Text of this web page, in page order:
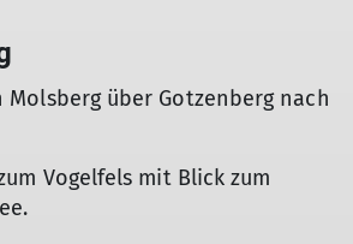
über Gotzenberg nach
Vogelfels mit Blick zum